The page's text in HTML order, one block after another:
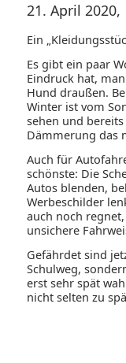
21. April 2020,
Ein
Es gibt ein paar
Eindruck hat,
Hund draußen.
Winter ist vom
sehen und
Dämmerung das
Auch für
schönste: Die
Autos blenden,
Werbeschilder
auch noch
unsichere
Gefährdet sind
Schulweg,
erst sehr spät
nicht selten zu